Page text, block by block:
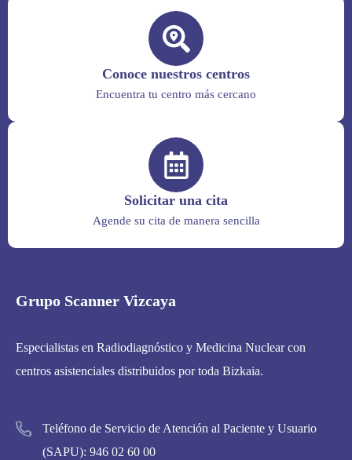
Conoce nuestros centros
Encuentra tu centro más cercano
Solicitar una cita
Agende su cita de manera sencilla
Grupo Scanner Vizcaya
Especialistas en Radiodiagnóstico y Medicina Nuclear con
centros asistenciales distribuidos por toda Bizkaia.
Teléfono de Servicio de Atención al Paciente y Usuario
(SAPU): 946 02 60 00